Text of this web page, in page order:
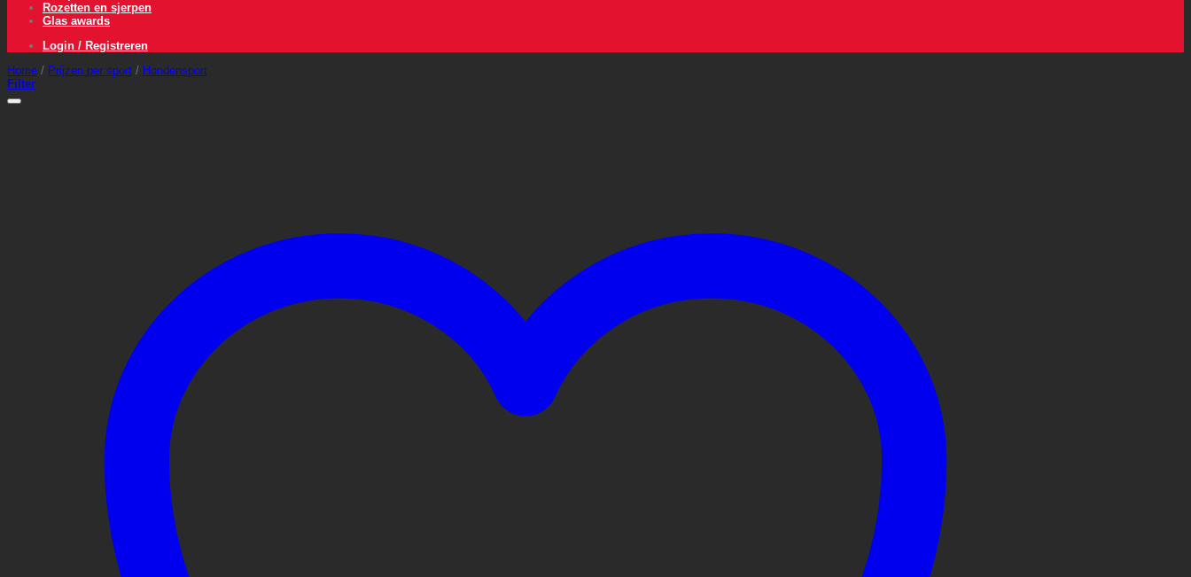
Rozetten en sjerpen
Glas awards
Login / Registreren
Home / Prijzen per sport / Hondensport
Filter